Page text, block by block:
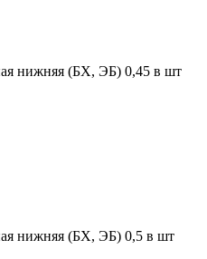
нижняя (БХ, ЭБ) 0,45 в шт
нижняя (БХ, ЭБ) 0,5 в шт